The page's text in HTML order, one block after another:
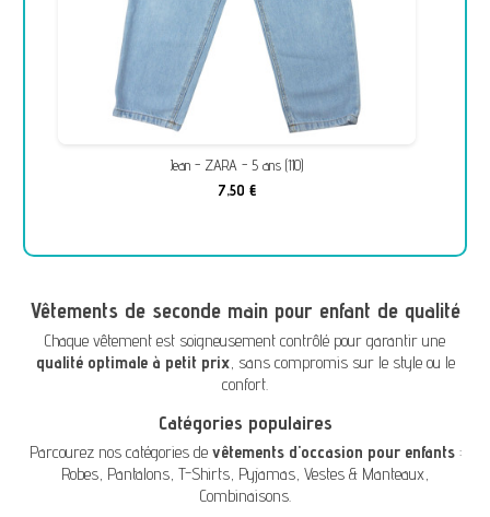
Jean - ZARA - 5 ans (110)
7,50 €
Vêtements de seconde main pour enfant de qualité
Chaque vêtement est soigneusement contrôlé pour garantir une
qualité optimale à petit prix, sans compromis sur le style ou le
confort.
Catégories populaires
Parcourez nos catégories de vêtements d'occasion pour enfants:
Robes, Pantalons, T-Shirts, Pyjamas, Vestes & Manteaux,
Combinaisons.